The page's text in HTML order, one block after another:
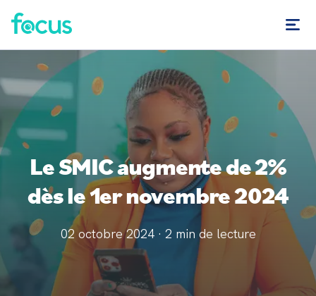
Le SMIC augmente de 2%
dès le 1er novembre 2024
02 octobre 2024 · 2 min de lecture